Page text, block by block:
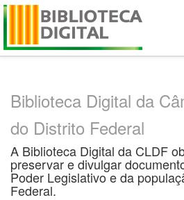
Skip
Biblioteca Digital da
do Distrito Federal
A Biblioteca Digital da CLDF
preservar e divulgar
Poder Legislativo e da
Federal.